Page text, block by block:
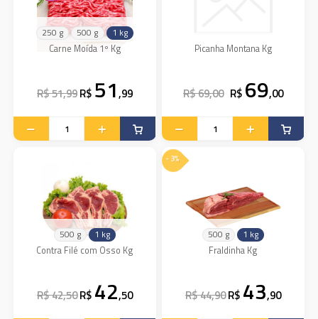
250 g 500 g 1 kg
Carne Moída 1º Kg
R$ 51,99R$ 51,99
Picanha Montana Kg
R$ 69,00 R$ 69,00
500 g 1 kg
Contra Filé com Osso Kg
R$ 42,50R$ 42,50
- 3%
500 g 1 kg
Fraldinha Kg
R$ 44,90R$ 43,90